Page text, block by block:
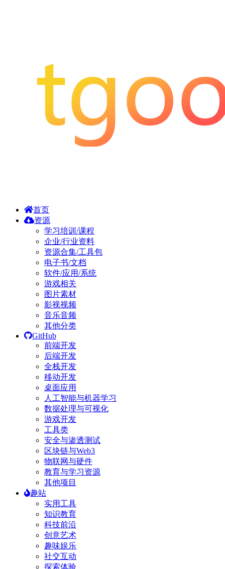
首页
资源
学习培训/课程
企业/行业资料
资源合集/工具包
电子书/文档
软件/应用/系统
游戏相关
图片素材
影视视频
音乐音频
其他分类
GitHub
前端开发
后端开发
全栈开发
移动开发
桌面应用
人工智能与机器学习
数据处理与可视化
游戏开发
工具类
安全与渗透测试
区块链与Web3
物联网与硬件
教育与学习资源
其他项目
趣站
实用工具
知识教育
科技前沿
创意艺术
趣味娱乐
社交互动
探索体验